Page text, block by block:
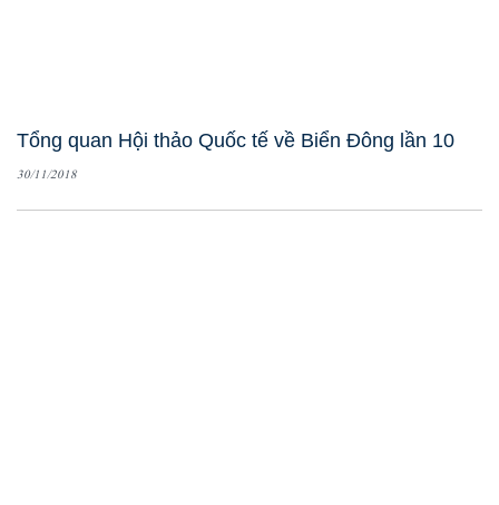
Tổng quan Hội thảo Quốc tế về Biển Đông lần 10
30/11/2018